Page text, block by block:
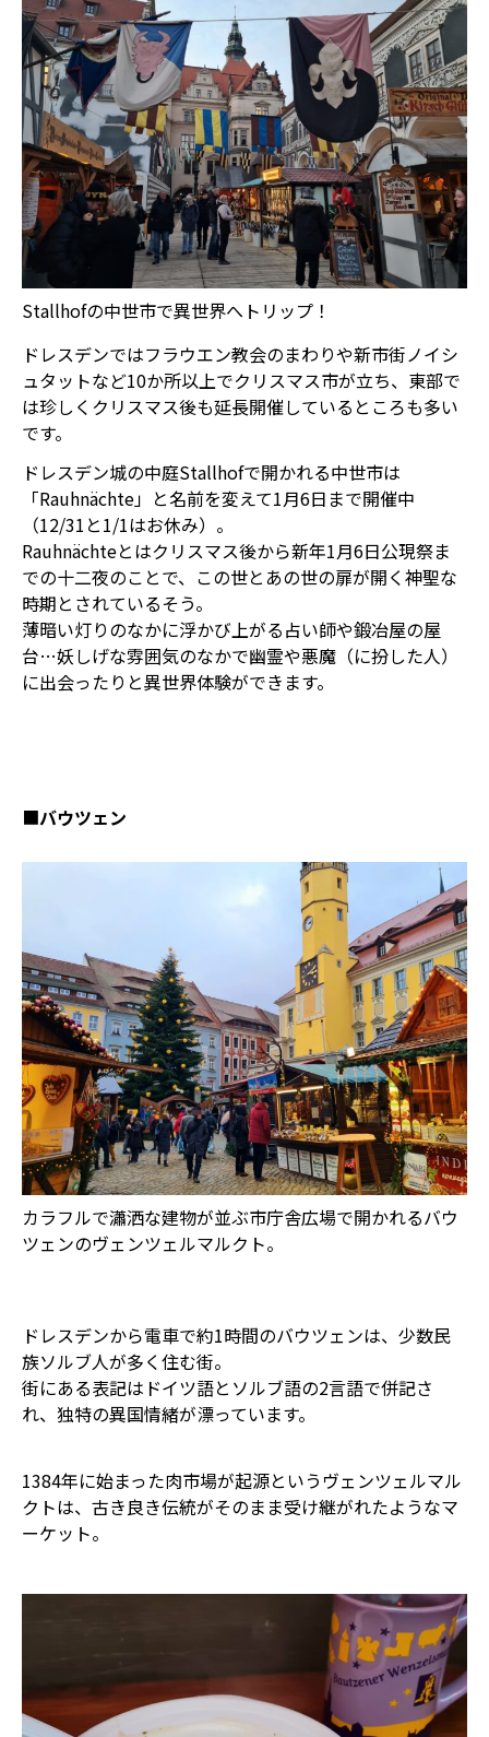
Stallhofの中世市で異世界へトリップ！
ドレスデンではフラウエン教会のまわりや新市街ノイシ
ュタットなど10か所以上でクリスマス市が立ち、東部で
は珍しくクリスマス後も延長開催しているところも多い
です。
ドレスデン城の中庭Stallhofで開かれる中世市は
「Rauhnächte」と名前を変えて1月6日まで開催中
（12/31と1/1はお休み）。
Rauhnächteとはクリスマス後から新年1月6日公現祭ま
での十二夜のことで、この世とあの世の扉が開く神聖な
時期とされているそう。
薄暗い灯りのなかに浮かび上がる占い師や鍛冶屋の屋
台…妖しげな雰囲気のなかで幽霊や悪魔（に扮した人）
に出会ったりと異世界体験ができます。
■バウツェン
カラフルで瀟洒な建物が並ぶ市庁舎広場で開かれるバウ
ツェンのヴェンツェルマルクト。
ドレスデンから電車で約1時間のバウツェンは、少数民
族ソルブ人が多く住む街。
街にある表記はドイツ語とソルブ語の2言語で併記さ
れ、独特の異国情緒が漂っています。
1384年に始まった肉市場が起源というヴェンツェルマル
クトは、古き良き伝統がそのまま受け継がれたようなマ
ーケット。